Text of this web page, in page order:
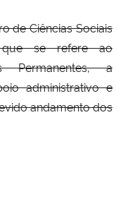
de Ciências Sociais
se refere ao
Permanentes, a
administrativo e
andamento dos